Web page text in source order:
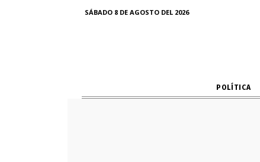
SÁBADO 8 DE AGOSTO DEL 2026
POLÍTICA